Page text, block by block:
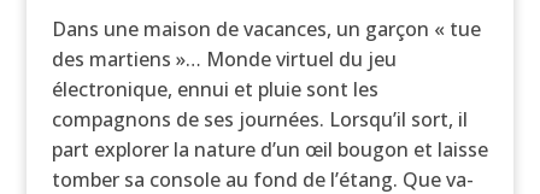
Dans une maison de vacances, un garçon « tue
des martiens »… Monde virtuel du jeu
électronique, ennui et pluie sont les
compagnons de ses journées. Lorsqu’il sort, il
part explorer la nature d’un œil bougon et laisse
tomber sa console au fond de l’étang. Que va-